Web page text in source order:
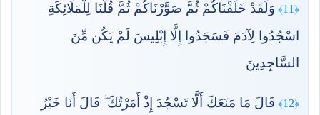
﴿11﴾
وَلَقَدْ خَلَقْنَاكُمْ ثُمَّ صَوَّرْنَاكُمْ ثُمَّ قُلْنَا لِلْمَلَائِكَةِ
اسْجُدُوا لِآدَمَ فَسَجَدُوا إِلَّا إِبْلِيسَ لَمْ يَكُن مِّنَ
السَّاجِدِينَ
﴿12﴾
قَالَ مَا مَنَعَكَ أَلَّا تَسْجُدَ إِذْ أَمَرْتُكَ ۖ قَالَ أَنَا خَيْرٌ